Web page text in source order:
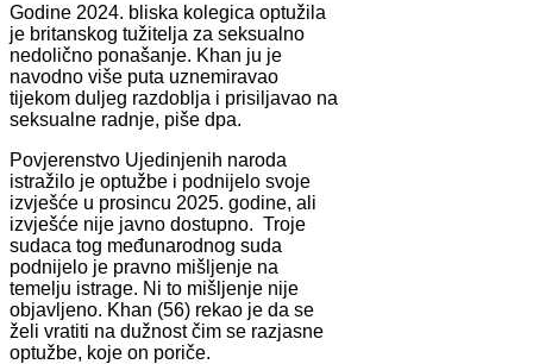
Godine 2024. bliska kolegica optužila
je britanskog tužitelja za seksualno
nedolično ponašanje. Khan ju je
navodno više puta uznemiravao
tijekom duljeg razdoblja i prisiljavao na
seksualne radnje, piše dpa.
Povjerenstvo Ujedinjenih naroda
istražilo je optužbe i podnijelo svoje
izvješće u prosincu 2025. godine, ali
izvješće nije javno dostupno. Troje
sudaca tog međunarodnog suda
podnijelo je pravno mišljenje na
temelju istrage. Ni to mišljenje nije
objavljeno. Khan (56) rekao je da se
želi vratiti na dužnost čim se razjasne
optužbe, koje on poriče.